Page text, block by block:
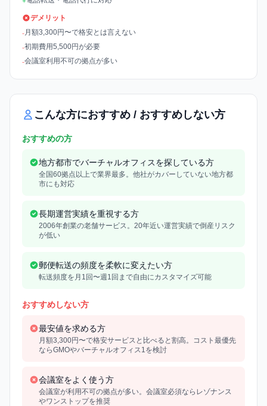
デメリット
-月額3,300円〜で格安とは言えない
-初期費用5,500円が必要
-会議室利用不可の拠点が多い
こんな方におすすめ / おすすめしない方
おすすめの方
地方都市でバーチャルオフィスを探している方
全国60拠点以上で業界最多。他社がカバーしていない地方都
市にも対応
長期運営実績を重視する方
2006年創業の老舗サービス。20年近い運営実績で倒産リスク
が低い
郵便転送の頻度を柔軟に変えたい方
転送頻度を月1回〜週1回まで自由にカスタマイズ可能
おすすめしない方
最安値を求める方
月額3,300円〜で格安サービスと比べると割高。コスト最優先
ならGMOやバーチャルオフィス1を検討
会議室をよく使う方
会議室が利用不可の拠点が多い。会議室必須ならレゾナンス
やワンストップを推奨